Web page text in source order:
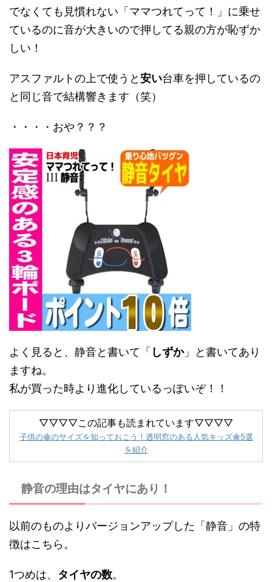
でなくても見慣れない「ママつれてって！」に乗せ
ているのに音が大きいので押してる親の方が恥ずか
しい！
アスファルトの上で使うと安い台車を押しているの
と同じ音で結構響きます（笑）
・・・・おや？？？
よく見ると、静音と書いて「 しずか」と書いてあり
ますね。
私が買った時より進化しているっぽいぞ！！
▽▽▽▽この記事も読まれています▽▽▽▽
子供の傘のサイズを知っておこう！透明窓のある人気キッズ傘5選
を紹介
静音の理由はタイヤにあり！
以前のものよりバージョンアップした「静音」の特
徴はこちら。
1つめは、 タイヤの数。